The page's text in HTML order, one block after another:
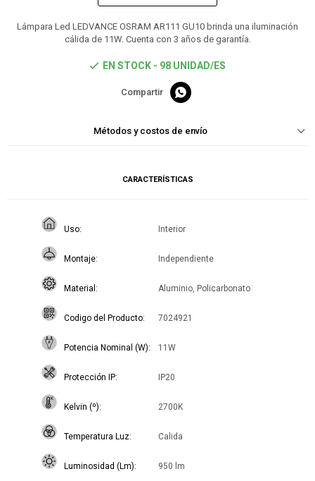
Lámpara Led LEDVANCE OSRAM AR111 GU10 brinda una iluminación
cálida de 11W. Cuenta con 3 años de garantía.
EN STOCK - 98 UNIDAD/ES

Métodos y costos de envío
CARACTERÍSTICAS
Uso Interior
Montaje Independiente
Material Aluminio, Policarbonato
Codigo del Producto 7024921
Potencia Nominal (W) 11W
Protección IP IP20
Kelvin (º) 2700K
Temperatura Luz Calida
Luminosidad (Lm) 950 lm